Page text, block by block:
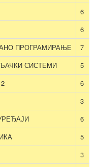
6
6
ПРОГРАМИРАЊЕ
7
СИСТЕМИ
5
6
3
6
5
3